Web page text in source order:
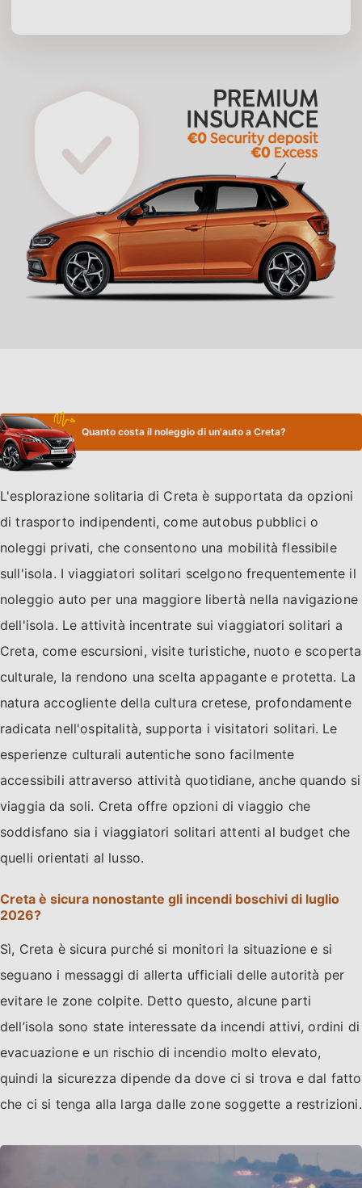
Quanto costa il noleggio di un'auto a Creta?
L'esplorazione solitaria di Creta è supportata da opzioni
di trasporto indipendenti, come autobus pubblici o
noleggi privati, che consentono una mobilità flessibile
sull'isola. I viaggiatori solitari scelgono frequentemente il
noleggio auto per una maggiore libertà nella navigazione
dell'isola. Le attività incentrate sui viaggiatori solitari a
Creta, come escursioni, visite turistiche, nuoto e scoperta
culturale, la rendono una scelta appagante e protetta. La
natura accogliente della cultura cretese, profondamente
radicata nell'ospitalità, supporta i visitatori solitari. Le
esperienze culturali autentiche sono facilmente
accessibili attraverso attività quotidiane, anche quando si
viaggia da soli. Creta offre opzioni di viaggio che
soddisfano sia i viaggiatori solitari attenti al budget che
quelli orientati al lusso.
Creta è sicura nonostante gli incendi boschivi di luglio
2026?
Sì, Creta è sicura purché si monitori la situazione e si
seguano i messaggi di allerta ufficiali delle autorità per
evitare le zone colpite. Detto questo, alcune parti
dell’isola sono state interessate da incendi attivi, ordini di
evacuazione e un rischio di incendio molto elevato,
quindi la sicurezza dipende da dove ci si trova e dal fatto
che ci si tenga alla larga dalle zone soggette a restrizioni.